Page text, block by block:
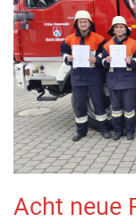
Acht neue